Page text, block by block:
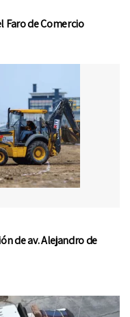
Faro de Comercio
de av. Alejandro de